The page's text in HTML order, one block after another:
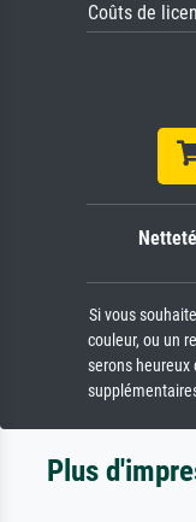
Coûts de
Si vous
couleur, ou un
serons
Plus